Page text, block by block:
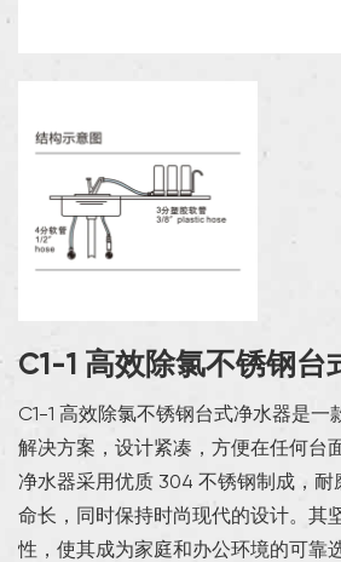
C1-1 高效除氯不锈钢台
C1-1 高效除氯不锈钢台式净水器是一
解决方案，设计紧凑，方便在任何台
净水器采用优质 304 不锈钢制成，耐
命长，同时保持时尚现代的设计。其
性，使其成为家庭和办公环境的可靠